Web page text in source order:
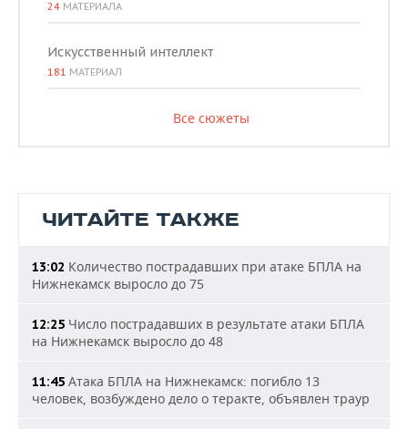
24 МАТЕРИАЛА
Искусственный интеллект
181 МАТЕРИАЛ
Все сюжеты
ЧИТАЙТЕ ТАКЖЕ
13:02 Количество пострадавших при атаке БПЛА на
Нижнекамск выросло до 75
12:25 Число пострадавших в результате атаки БПЛА
на Нижнекамск выросло до 48
11:45 Атака БПЛА на Нижнекамск: погибло 13
человек, возбуждено дело о теракте, объявлен траур